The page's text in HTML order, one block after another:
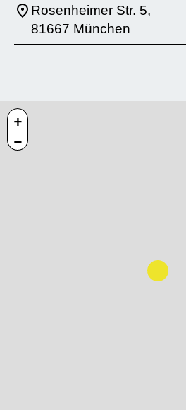
Rosenheimer Str. 5,
81667 München
+
−